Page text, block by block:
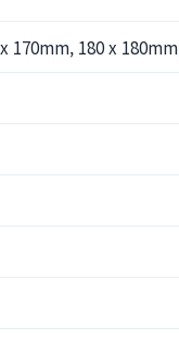
170mm, 180 x